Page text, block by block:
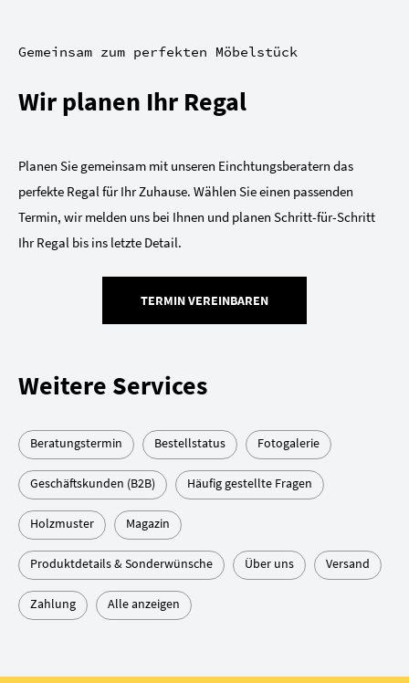
Gemeinsam zum perfekten Möbelstück
Wir planen Ihr Regal
Planen Sie gemeinsam mit unseren Einchtungsberatern das
perfekte Regal für Ihr Zuhause. Wählen Sie einen passenden
Termin, wir melden uns bei Ihnen und planen Schritt-für-Schritt
Ihr Regal bis ins letzte Detail.
TERMIN VEREINBAREN
Weitere Services
Beratungstermin Bestellstatus Fotogalerie
Geschäftskunden (B2B) Häufig gestellte Fragen
Holzmuster Magazin
Produktdetails & Sonderwünsche Über uns Versand
Zahlung Alle anzeigen